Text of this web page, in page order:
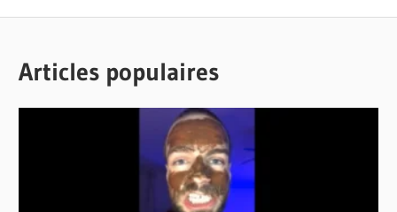
Articles populaires